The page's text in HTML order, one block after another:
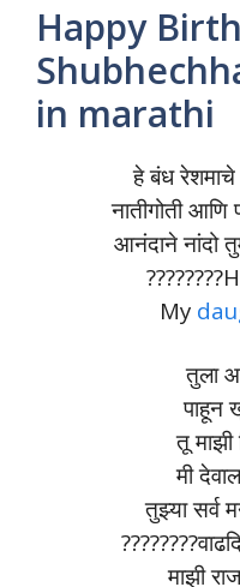
Happy
in marathi
हे बंध
नातीगोती
आनंदाने नांदो
My
तुला
पाहून
तू
मी
तुझ्या सर्व
माझी